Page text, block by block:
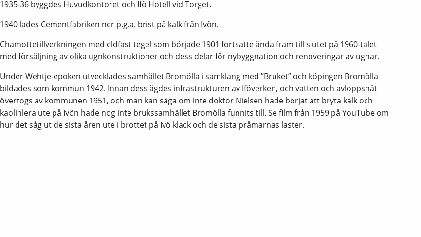
1935-36 byggdes Huvudkontoret och Ifö Hotell vid Torget.
1940 lades Cementfabriken ner p.g.a. brist på kalk från Ivön.
Chamottetillverkningen med eldfast tegel som började 1901 fortsatte ända fram till slutet på 1960-talet
med försäljning av olika ugnkonstruktioner och dess delar för nybyggnation och renoveringar av ugnar.
Under Wehtje-epoken utvecklades samhället Bromölla i samklang med ”Bruket” och köpingen Bromölla
bildades som kommun 1942. Innan dess ägdes infrastrukturen av Iföverken, och vatten och avloppsnät
övertogs av kommunen 1951, och man kan säga om inte doktor Nielsen hade börjat att bryta kalk och
kaolinlera ute på Ivön hade nog inte brukssamhället Bromölla funnits till. Se film från 1959 på YouTube om
hur det såg ut de sista åren ute i brottet på Ivö klack och de sista pråmarnas laster.